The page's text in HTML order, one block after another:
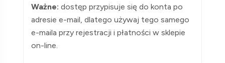
Ważne: dostęp przypisuje się do konta po
adresie e-mail, dlatego używaj tego samego
e-maila przy rejestracji i płatności w sklepie
on-line.